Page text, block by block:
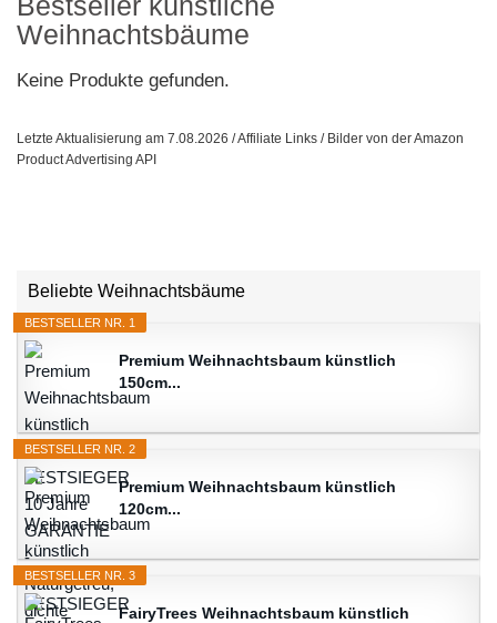
Bestseller künstliche
Weihnachtsbäume
Keine Produkte gefunden.
Letzte Aktualisierung am 7.08.2026 / Affiliate Links / Bilder von der Amazon
Product Advertising API
Beliebte Weihnachtsbäume
BESTSELLER NR. 1
Premium Weihnachtsbaum künstlich
150cm...
BESTSELLER NR. 2
Premium Weihnachtsbaum künstlich
120cm...
BESTSELLER NR. 3
FairyTrees Weihnachtsbaum künstlich